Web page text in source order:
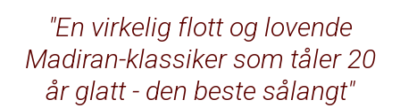
En virkelig flott og lovende
Madiran-klassiker som tåler 20
år glatt - den beste sålangt